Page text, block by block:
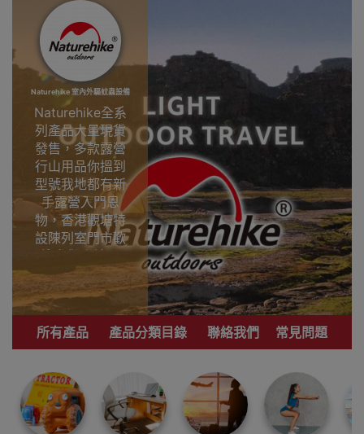
Naturehike 室內外驅蚊蟲設備
Naturehike全系
列產品大量現貨
發售，多款露營
行山用品你搵到
型號我地都有新
手露營入門恩
物，香港觀塘特
設陳列室門市歡
迎參觀直接選
購。
專業戶外運動品
牌 致力提供銷售
優質登山、行
山、露營用品。
登山、攀岩、徒
步、露營等戶外
運動中設計開發
產品。
所有產品 產品分類目錄 聯絡我們 常見問題